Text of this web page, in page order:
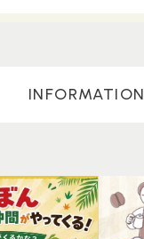
INFORMATION